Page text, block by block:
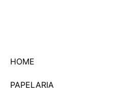
HOME
PAPELARIA